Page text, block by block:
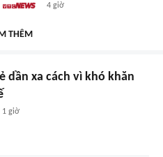
4 giờ
THÊM
dần xa cách vì khó khăn
1 giờ